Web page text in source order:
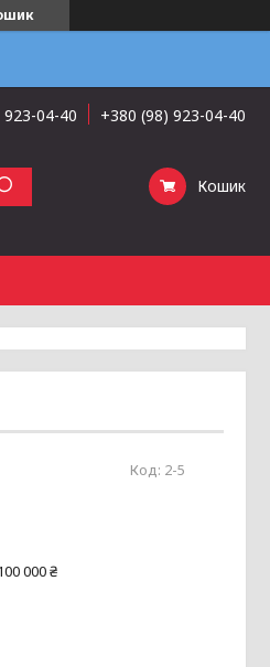
04-40 +380 (98) 923-04-40
Кошик
Код: 2-5
000 ₴